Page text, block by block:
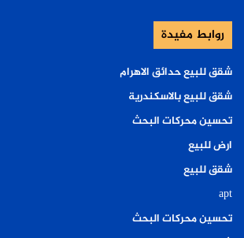
روابط مفيدة
شقق للبيع حدائق الاهرام
شقق للبيع بالاسكندرية
تحسين محركات البحث
ارض للبيع
شقق للبيع
apt
تحسين محركات البحث